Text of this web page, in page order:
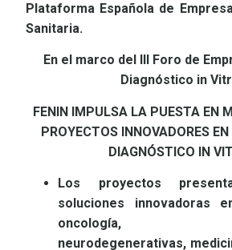
Plataforma Española de
Sanitaria.
En el marco del III Foro de
Diagnóstico in
FENIN IMPULSA LA PUESTA EN
PROYECTOS INNOVADORES
DIAGNÓSTICO IN
Los proyectos
soluciones innovadoras
oncología,
neurodegenerativas,